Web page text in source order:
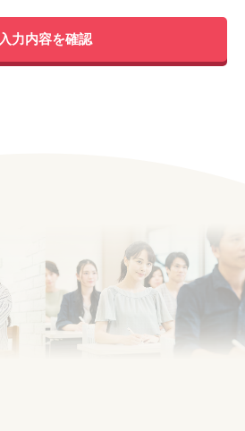
入力内容を確認